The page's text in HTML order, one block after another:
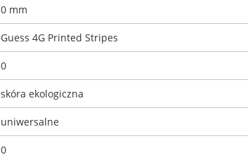
0 mm
Guess 4G Printed Stripes
0
skóra ekologiczna
uniwersalne
0